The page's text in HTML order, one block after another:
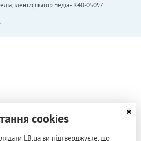
ідентифікатор медіа - R40-05097
cookies
LB.ua ви підтверджуєте, що